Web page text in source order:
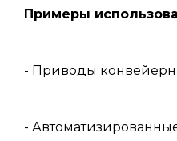
Примеры
- Приводы
-